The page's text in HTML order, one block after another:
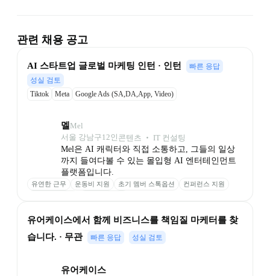
관련 채용 공고
AI 스타트업 글로벌 마케팅 인턴 · 인턴
빠른 응답
성실 검토
Tiktok
Meta Google Ads (SA,DA,App, Video)
멜 Mel
서울 강남구12인 콘텐츠 ‧ IT 컨설팅
Mel은 AI 캐릭터와 직접 소통하고, 그들의 일상
까지 들여다볼 수 있는 몰입형 AI 엔터테인먼트
플랫폼입니다.
유연한 근무 운동비 지원 초기 멤버 스톡옵션
컨퍼런스 지원
유어케이스에서 함께 비즈니스를 책임질 마케터를 찾
습니다. · 무관
빠른 응답 성실 검토
유어케이스